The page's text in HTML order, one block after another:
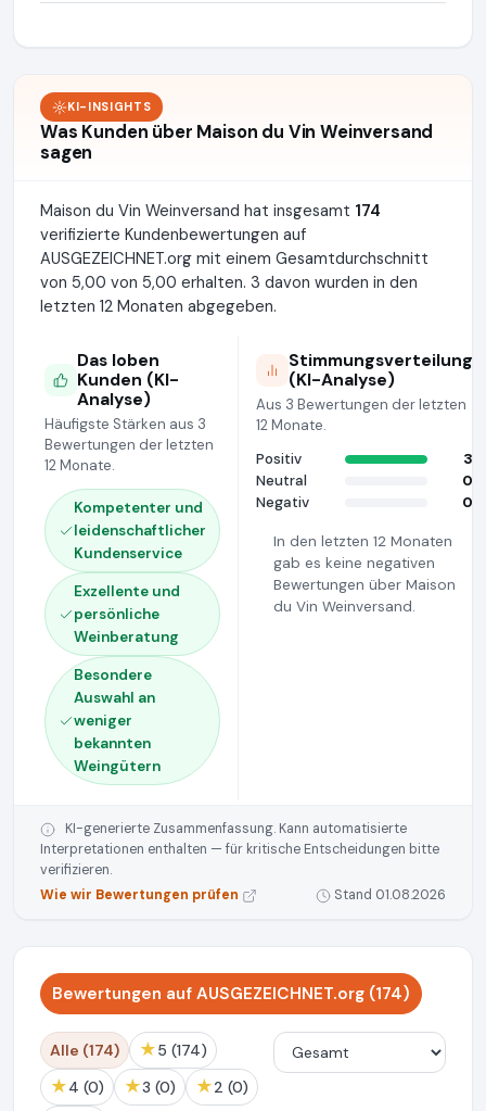
KI-INSIGHTS
Was Kunden über Maison du Vin Weinversand
sagen
Maison du Vin Weinversand hat insgesamt 174
verifizierte Kundenbewertungen auf
AUSGEZEICHNET.org mit einem Gesamtdurchschnitt
von 5,00 von 5,00 erhalten. 3 davon wurden in den
letzten 12 Monaten abgegeben.
Das loben
Kunden (KI-
Analyse)
Häufigste Stärken aus 3
Bewertungen der letzten
12 Monate.
Kompetenter und
leidenschaftlicher
Kundenservice
Exzellente und
persönliche
Weinberatung
Besondere
Auswahl an
weniger
bekannten
Weingütern
Stimmungsverteilung
(KI-Analyse)
Aus 3 Bewertungen der letzten
12 Monate.
Positiv
3
Neutral
0
Negativ
0
In den letzten 12 Monaten
gab es keine negativen
Bewertungen über Maison
du Vin Weinversand.
KI-generierte Zusammenfassung. Kann automatisierte
Interpretationen enthalten — für kritische Entscheidungen bitte
verifizieren.
Wie wir Bewertungen prüfen
Stand 01.08.2026
Bewertungen auf AUSGEZEICHNET.org (174)
Alle (174) ★ 5 (174)
★ 4 (0) ★ 3 (0) ★ 2 (0)